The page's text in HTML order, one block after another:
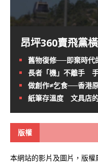
昂坪360賣飛黨
舊物復修──即棄時代
長者「機」不離手
做創作≠乞食──香港
紙筆存溫度 文具店
版權
本網站的影片及圖片，版